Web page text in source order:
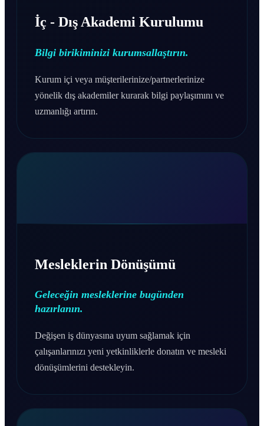
İç - Dış Akademi Kurulumu
Bilgi birikiminizi kurumsallaştırın.
Kurum içi veya müşterilerinize/partnerlerinize
yönelik dış akademiler kurarak bilgi paylaşımını ve
uzmanlığı artırın.
Mesleklerin Dönüşümü
Geleceğin mesleklerine bugünden
hazırlanın.
Değişen iş dünyasına uyum sağlamak için
çalışanlarınızı yeni yetkinliklerle donatın ve mesleki
dönüşümlerini destekleyin.